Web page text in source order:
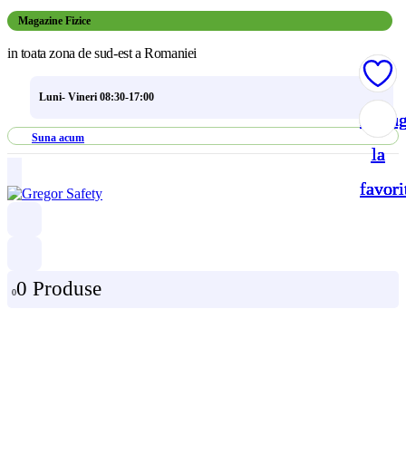
Magazine Fizice
in toata zona de sud-est a Romaniei
Luni- Vineri 08:30-17:00
Suna acum
00 Produse
la
la
la
la